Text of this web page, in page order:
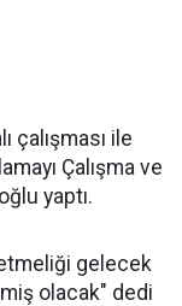
çalışması ile
Çalışma ve
yaptı.
gelecek
olacak" dedi